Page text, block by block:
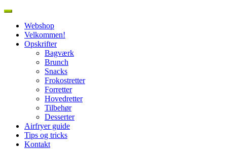
Webshop
Velkommen!
Opskrifter
Bagværk
Brunch
Snacks
Frokostretter
Forretter
Hovedretter
Tilbehør
Desserter
Airfryer guide
Tips og tricks
Kontakt